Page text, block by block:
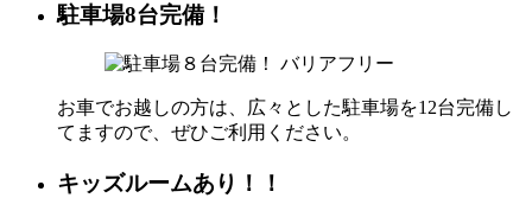
駐車場8台完備！
お車でお越しの方は、広々とした駐車場を12台完備し
てますので、ぜひご利用ください。
キッズルームあり！！